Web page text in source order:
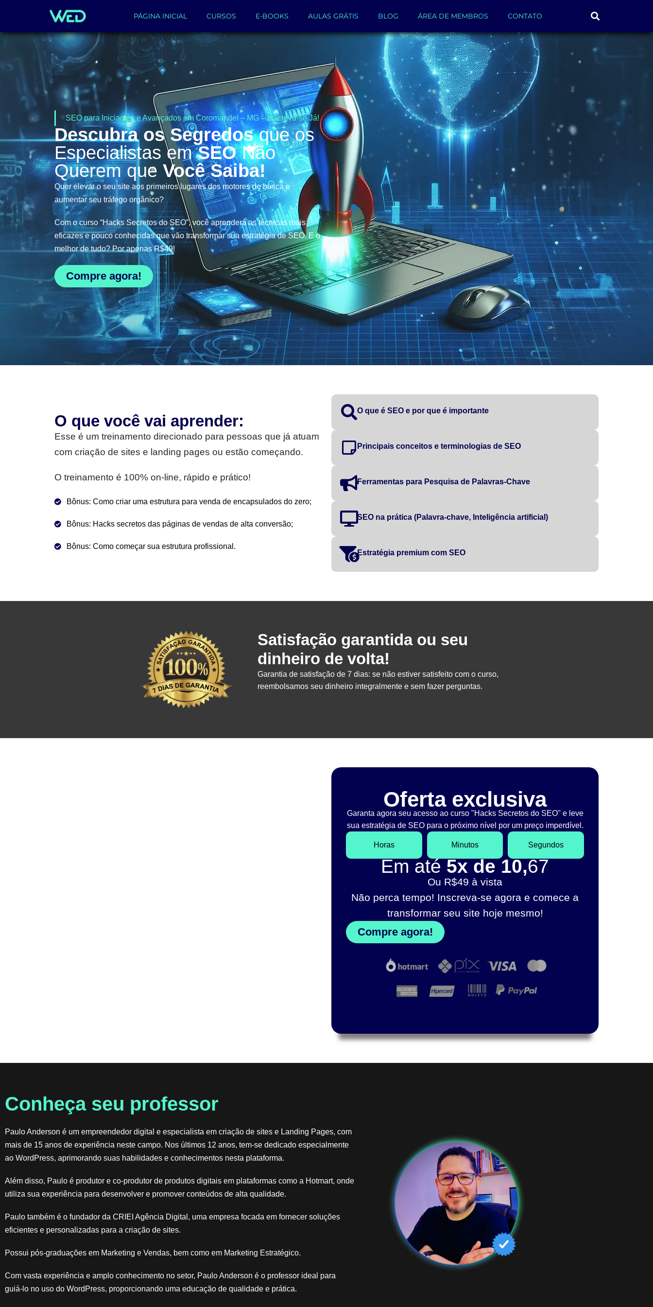
PÁGINA INICIAL CURSOS E-BOOKS AULAS GRÁTIS BLOG ÁREA DE MEMBROS CONTATO
SEO para Iniciantes e Avançados em Coromandel – MG – Inscreva-se Já!
Descubra os Segredosque os
Especialistas emSEONão
Querem que Você Saiba!
Quer elevar o seu site aos primeiros lugares dos motores de busca e
aumentar seu tráfego orgânico?
Com o curso “Hacks Secretos do SEO”, você aprenderá as técnicas mais
eficazes e pouco conhecidas que vão transformar sua estratégia de SEO. E o
melhor de tudo? Por apenas R$49!
Compre agora!
O que você vai aprender:
Esse é um treinamento direcionado para pessoas que já atuam
com criação de sites e landing pages ou estão começando.
O treinamento é 100% on-line, rápido e prático!
Bônus: Como criar uma estrutura para venda de encapsulados do zero;
Bônus: Hacks secretos das páginas de vendas de alta conversão;
Bônus: Como começar sua estrutura profissional.
O que é SEO e por que é importante
Principais conceitos e terminologias de SEO
Ferramentas para Pesquisa de Palavras-Chave
SEO na prática (Palavra-chave, Inteligência artificial)
Estratégia premium com SEO
Satisfação garantida ou seu
dinheiro de volta!
Garantia de satisfação de 7 dias: se não estiver satisfeito com o curso,
reembolsamos seu dinheiro integralmente e sem fazer perguntas.
Oferta exclusiva
Garanta agora seu acesso ao curso "Hacks Secretos do SEO" e leve
sua estratégia de SEO para o próximo nível por um preço imperdível.
Horas Minutos Segundos
Em até 5x de 10,67
Ou R$49 à vista
Não perca tempo! Inscreva-se agora e comece a
transformar seu site hoje mesmo!
Compre agora!
Conheça seu professor​
Paulo Anderson é um empreendedor digital e especialista em criação de sites e Landing Pages, com
mais de 15 anos de experiência neste campo. Nos últimos 12 anos, tem-se dedicado especialmente
ao WordPress, aprimorando suas habilidades e conhecimentos nesta plataforma.
Além disso, Paulo é produtor e co-produtor de produtos digitais em plataformas como a Hotmart, onde
utiliza sua experiência para desenvolver e promover conteúdos de alta qualidade.
Paulo também é o fundador da CRIEI Agência Digital, uma empresa focada em fornecer soluções
eficientes e personalizadas para a criação de sites.
Possui pós-graduações em Marketing e Vendas, bem como em Marketing Estratégico.
Com vasta experiência e amplo conhecimento no setor, Paulo Anderson é o professor ideal para
guiá-lo no uso do WordPress, proporcionando uma educação de qualidade e prática.